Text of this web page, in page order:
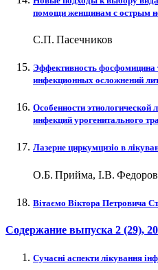
помощи женщинам с острым
С.П. Пасечников
Эффективность фосфомицина
инфекционных осложнений
Особенности этиологической
инфекций урогенитального
Лазерне циркумцизіо в
О.Б. Прийма, І.В.
Вітаємо Віктора Петровича
Содержание выпуска 2 (29),
Сучасні аспекти лікування